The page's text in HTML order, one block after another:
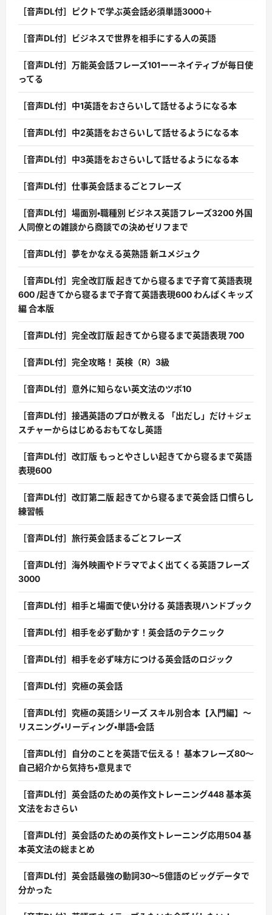
［音声DL付］ピクトで学ぶ英会話必須単語3000＋
［音声DL付］ビジネスで世界を相手にする人の英語
［音声DL付］万能英会話フレーズ101ーーネイティブが毎日使
ってる
［音声DL付］中1英語をおさらいして話せるようになる本
［音声DL付］中2英語をおさらいして話せるようになる本
［音声DL付］中3英語をおさらいして話せるようになる本
［音声DL付］仕事英会話まるごとフレーズ
［音声DL付］場面別・職種別 ビジネス英語フレーズ3200 外国
人同僚との雑談から商談での決めゼリフまで
［音声DL付］夢をかなえる英熟語 新ユメジュク
［音声DL付］完全改訂版 起きてから寝るまで子育て英語表現
600 /起きてから寝るまで子育て英語表現600 わんぱくキッズ
編 合本版
［音声DL付］完全改訂版 起きてから寝るまで英語表現 700
［音声DL付］完全攻略！ 英検（R）3級
［音声DL付］意外に知らない英文法のツボ10
［音声DL付］接遇英語のプロが教える 「出だし」だけ＋ジェ
スチャーからはじめるおもてなし英語
［音声DL付］改訂版 もっとやさしい起きてから寝るまで英語
表現600
［音声DL付］改訂第二版 起きてから寝るまで英会話 口慣らし
練習帳
［音声DL付］旅行英会話まるごとフレーズ
［音声DL付］海外映画やドラマでよく出てくる英語フレーズ
3000
［音声DL付］相手と場面で使い分ける 英語表現ハンドブック
［音声DL付］相手を必ず動かす！英会話のテクニック
［音声DL付］相手を必ず味方につける英会話のロジック
［音声DL付］究極の英会話
［音声DL付］究極の英語シリーズ スキル別合本【入門編】〜
リスニング・リーディング・単語・会話
［音声DL付］自分のことを英語で伝える！ 基本フレーズ80〜
自己紹介から気持ち・意見まで
［音声DL付］英会話のための英作文トレーニング448 基本英
文法をおさらい
［音声DL付］英会話のための英作文トレーニング応用504 基
本英文法の総まとめ
［音声DL付］英会話最強の動詞30〜5億語のビッグデータで
分かった